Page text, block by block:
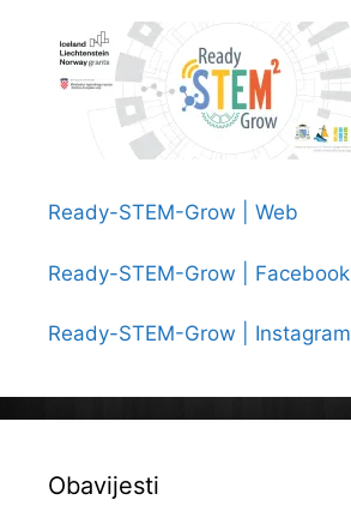
Ready-STEM-Grow | Web
Ready-STEM-Grow | Facebook
Ready-STEM-Grow | Instagram
Obavijesti